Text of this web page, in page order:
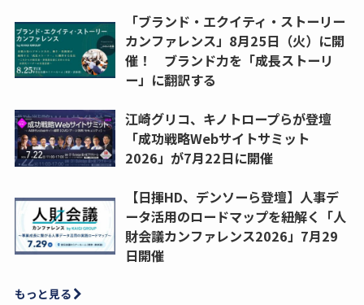
「ブランド・エクイティ・ストーリー
カンファレンス」8月25日（火）に開
催！ ブランド力を「成長ストーリ
ー」に翻訳する
江崎グリコ、キノトロープらが登壇
「成功戦略Webサイトサミット
2026」が7月22日に開催
【日揮HD、デンソーら登壇】人事デ
ータ活用のロードマップを紐解く「人
財会議カンファレンス2026」7月29
日開催
もっと見る